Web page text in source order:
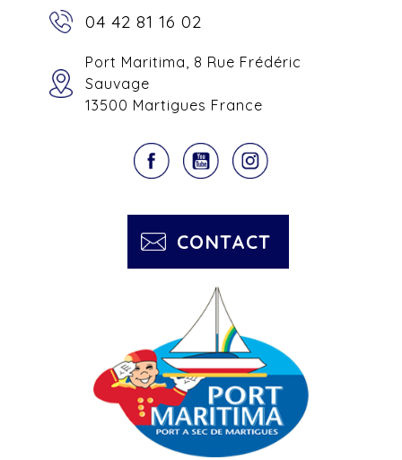
04 42 81 16 02
Port Maritima, 8 Rue Frédéric
Sauvage
13500 Martigues France
CONTACT